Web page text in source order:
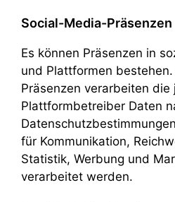
Social-Media-Präsenzen
Es können Präsenzen in
und Plattformen
Präsenzen verarbeiten die
Plattformbetreiber Daten
für Kommunikation,
Statistik, Werbung und
verarbeitet werden.